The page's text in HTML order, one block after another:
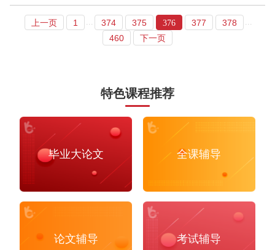
高的话，可能就需要生活节俭一点了。但其实在加拿大这边读
研究生，如果有空闲的话，在不影响自身学习的情况下，其实
是可以去做一些兼职的。我身边有很多朋友，上学期间就在做
兼职，做兼职所得的报酬，其实完全可以cov
上一页 1 374 375 376 377 378
460 下一页
特色课程推荐
毕业大论文 全课辅导
论文辅导 考试辅导